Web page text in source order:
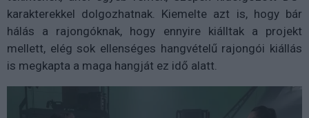
karakterekkel dolgozhatnak. Kiemelte azt is, hogy bár
hálás a rajongóknak, hogy ennyire kiálltak a projekt
mellett, elég sok ellenséges hangvételű rajongói kiállás
is megkapta a maga hangját ez idő alatt.